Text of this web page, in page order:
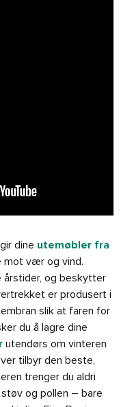
gir dine utemøbler fra
vær og vind.
årstider, og beskytter
er produsert i
slik at faren for
du å lagre dine
utendørs om vinteren
tilbyr den beste,
trenger du aldri
og pollen – bare